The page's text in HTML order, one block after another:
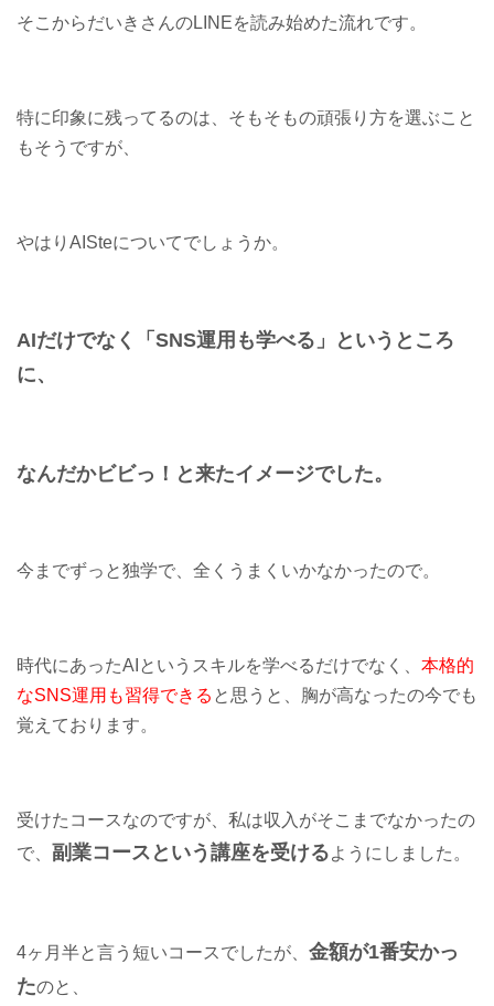
そこからだいきさんのLINEを読み始めた流れです。
特に印象に残ってるのは、そもそもの頑張り方を選ぶこと
もそうですが、
やはりAISteについてでしょうか。
AIだけでなく「SNS運用も学べる」というところ
に、
なんだかビビっ！と来たイメージでした。
今までずっと独学で、全くうまくいかなかったので。
時代にあったAIというスキルを学べるだけでなく、 本格的
なSNS運用も習得できる と思うと、胸が高なったの今でも
覚えております。
受けたコースなのですが、私は収入がそこまでなかったの
で、 副業コースという講座を受けるようにしました。
4ヶ月半と言う短いコースでしたが、 金額が1番安かっ
たのと、